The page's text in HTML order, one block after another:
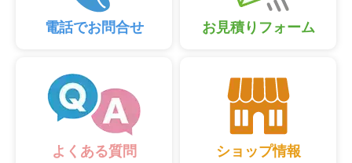
電話でお問合せ お見積りフォーム
よくある質問 ショップ情報